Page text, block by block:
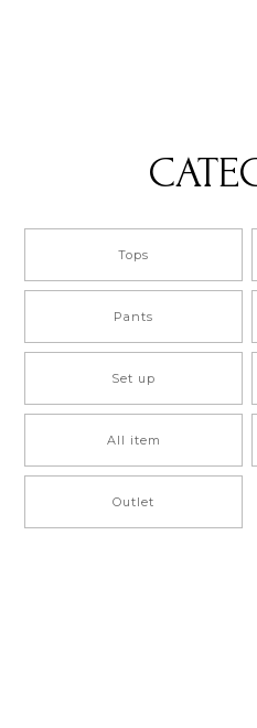
Tops
Pants
Set up
All item
Outlet